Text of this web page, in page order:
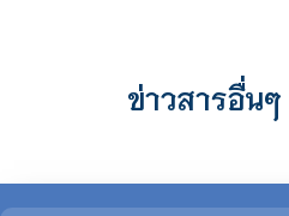
ข่าวสารอื่น